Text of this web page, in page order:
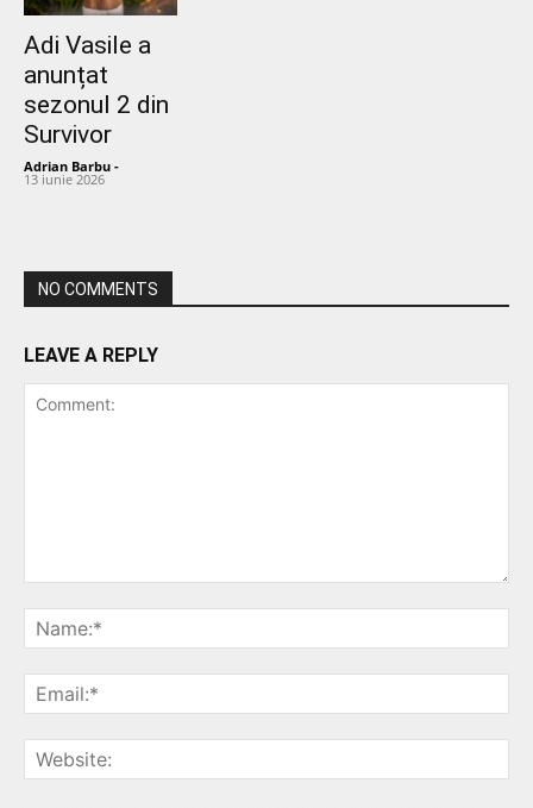
Adi Vasile a
anunțat
sezonul 2 din
Survivor
Adrian Barbu -
13 iunie 2026
NO COMMENTS
LEAVE A REPLY